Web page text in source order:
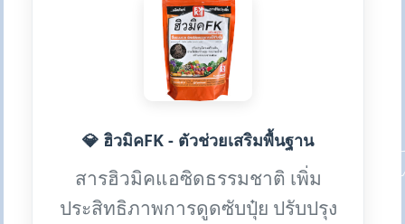
💎 ฮิวมิคFK - ตัวช่วยเสริมพื้นฐาน
สารฮิวมิคแอซิดธรรมชาติ เพิ่ม
ประสิทธิภาพการดูดซับปุ๋ย ปรับปรุง